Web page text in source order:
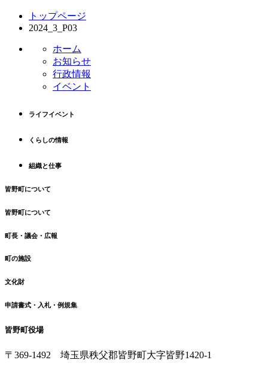
トップページ
2024_3_P03
ホーム
お知らせ
行政情報
イベント
ライフイベント
くらしの情報
組織と仕事
皆野町について
皆野町について
町長・議会・広報
町の施設
文化財
申請書式・入札・例規集
皆野町役場
〒369-1492 埼玉県秩父郡皆野町大字皆野1420-1